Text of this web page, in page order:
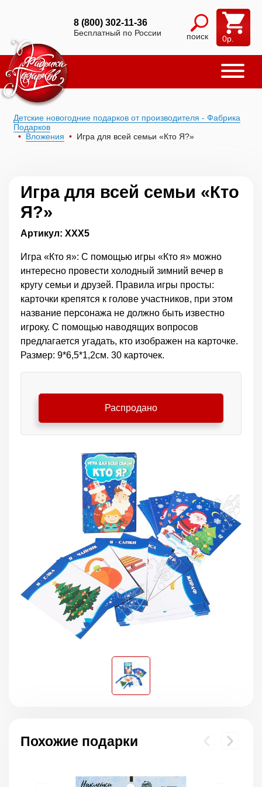
8 (800) 302-11-36
Бесплатный по России поиск 0р.
Детские новогодние подарков от производителя - Фабрика
Подарков
Вложения
Игра для всей семьи «Кто Я?»
Игра для всей семьи «Кто
Я?»
Артикул: ХХХ5
Игра «Кто я»: С помощью игры «Кто я» можно
интересно провести холодный зимний вечер в
кругу семьи и друзей. Правила игры просты:
карточки крепятся к голове участников, при этом
название персонажа не должно быть известно
игроку. С помощью наводящих вопросов
предлагается угадать, кто изображен на карточке.
Размер: 9*6,5*1,2см. 30 карточек.
Распродано
Похожие подарки